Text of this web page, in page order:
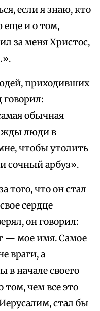
если я знаю, кто
еще и о том,
за меня Христос,
приходивших
говорил:
обычная
люди в
чтобы утолить
сочный арбуз».
того, что он стал
сердце
он говорил:
— мое имя. Самое
враги, а
в начале своего
том, чем все это
стал бы